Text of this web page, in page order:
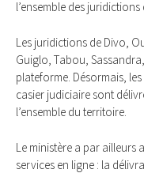
l’ensemble des juridictions
Les juridictions de Divo,
Guiglo, Tabou,
plateforme. Désormais,
casier judiciaire sont
l’ensemble du territoire.
Le ministère a par
services en ligne : la